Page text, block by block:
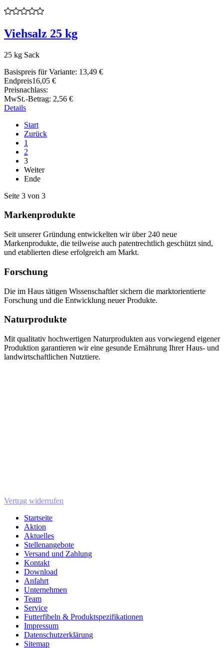
Viehsalz 25 kg
25 kg Sack
Basispreis für Variante: 13,49 €
Endpreis16,05 €
Preisnachlass:
MwSt.-Betrag: 2,56 €
Details
Start
Zurück
1
2
3
Weiter
Ende
Seite 3 von 3
Markenprodukte
Seit unserer Gründung entwickelten wir über 240 neue
Markenprodukte, die teilweise auch patentrechtlich geschützt sind,
und etablierten diese erfolgreich am Markt.
Forschung
Die im Haus tätigen Wissenschaftler sichern die marktorientierte
Forschung und die Entwicklung neuer Produkte.
Naturprodukte
Mit qualitativ hochwertigen Naturprodukten aus vorwiegend eigener
Produktion garantieren wir eine gesunde Ernährung Ihrer Haus- und
landwirtschaftlichen Nutztiere.
Vertrag widerrufen
Startseite
Aktion
Aktuelles
Stellenangebote
Versand und Zahlung
Kontakt
Download
Anfahrt
Unternehmen
Team
Service
Futterfibeln & Produktspezifikationen
Impressum
Datenschutzerklärung
Sitemap